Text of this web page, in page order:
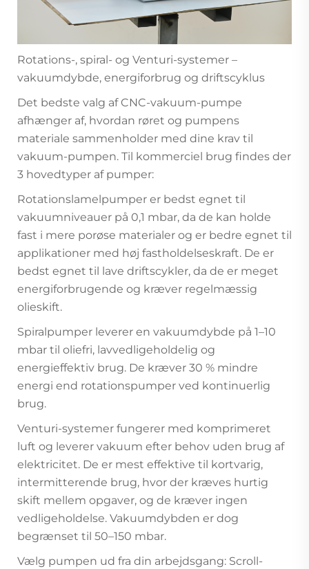
Rotations-, spiral- og Venturi-systemer –
vakuumdybde, energiforbrug og driftscyklus
Det bedste valg af CNC-vakuum-pumpe
afhænger af, hvordan røret og pumpens
materiale sammenholder med dine krav til
vakuum-pumpen. Til kommerciel brug findes der
3 hovedtyper af pumper:
Rotationslamelpumper er bedst egnet til
vakuumniveauer på 0,1 mbar, da de kan holde
fast i mere porøse materialer og er bedre egnet til
applikationer med høj fastholdelseskraft. De er
bedst egnet til lave driftscykler, da de er meget
energiforbrugende og kræver regelmæssig
olieskift.
Spiralpumper leverer en vakuumdybde på 1–10
mbar til oliefri, lavvedligeholdelig og
energieffektiv brug. De kræver 30 % mindre
energi end rotationspumper ved kontinuerlig
brug.
Venturi-systemer fungerer med komprimeret
luft og leverer vakuum efter behov uden brug af
elektricitet. De er mest effektive til kortvarig,
intermitterende brug, hvor der kræves hurtig
skift mellem opgaver, og de kræver ingen
vedligeholdelse. Vakuumdybden er dog
begrænset til 50–150 mbar.
Vælg pumpen ud fra din arbejdsgang: Scroll-